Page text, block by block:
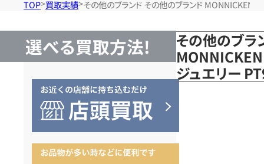
TOP 買取実績 その他のブランド その他のブランド
選べる買取方法!
その他のブラ
ジュエリー